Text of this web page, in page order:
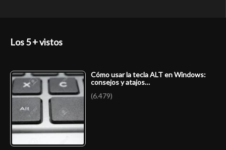
Los 5 + vistos
Cómo usar la tecla ALT en Windows:
consejos y atajos…
(6.479)